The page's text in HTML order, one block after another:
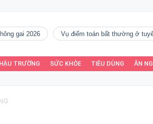
gai 2026 vụ điểm toán bất thường ở
HẬU TRƯỜNG SỨC KHỎE TIÊU DÙNG ĂN